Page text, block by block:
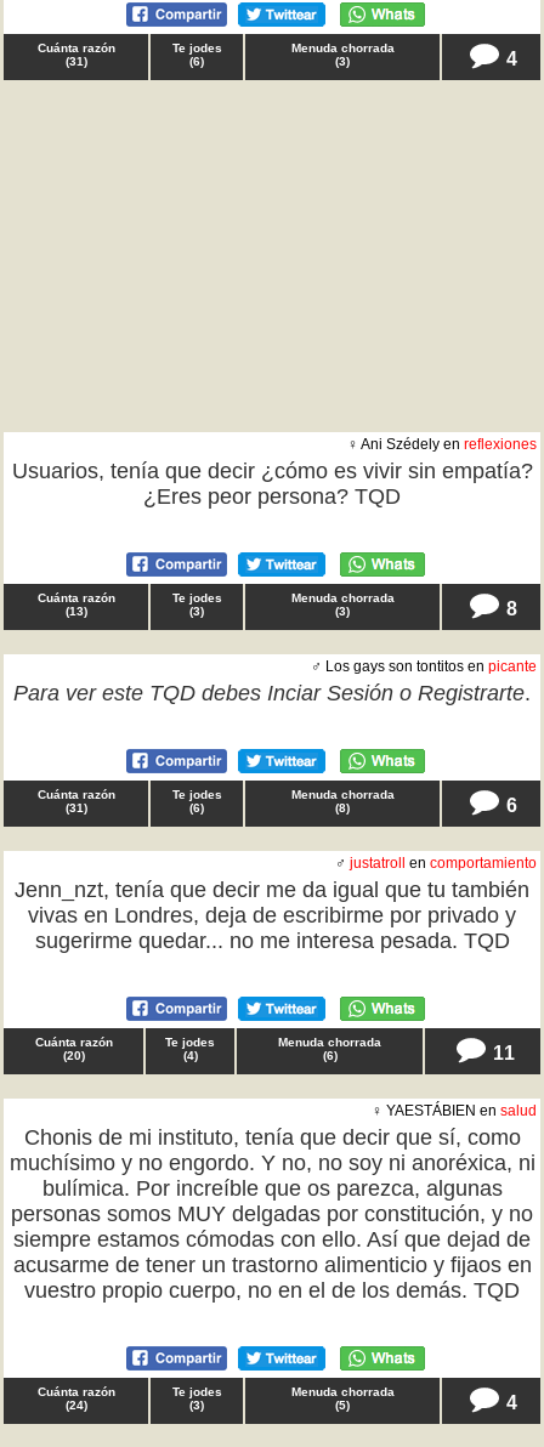
Cuánta razón
(31)
Te jodes
(6)
Menuda chorrada
(3) 4
♀ Ani Szédely en reflexiones
Usuarios, tenía que decir ¿cómo es vivir sin empatía?
¿Eres peor persona? TQD
Cuánta razón
(13)
Te jodes
(3)
Menuda chorrada
(3) 8
♂ Los gays son tontitos en picante
Para ver este TQD debes Inciar Sesión o Registrarte.
Cuánta razón
(31)
Te jodes
(6)
Menuda chorrada
(8) 6
♂ justatroll en comportamiento
Jenn_nzt, tenía que decir me da igual que tu también
vivas en Londres, deja de escribirme por privado y
sugerirme quedar... no me interesa pesada. TQD
Cuánta razón
(20)
Te jodes
(4)
Menuda chorrada
(6) 11
♀ YAESTÁBIEN en salud
Chonis de mi instituto, tenía que decir que sí, como
muchísimo y no engordo. Y no, no soy ni anoréxica, ni
bulímica. Por increíble que os parezca, algunas
personas somos MUY delgadas por constitución, y no
siempre estamos cómodas con ello. Así que dejad de
acusarme de tener un trastorno alimenticio y fijaos en
vuestro propio cuerpo, no en el de los demás. TQD
Cuánta razón
(24)
Te jodes
(3)
Menuda chorrada
(5) 4